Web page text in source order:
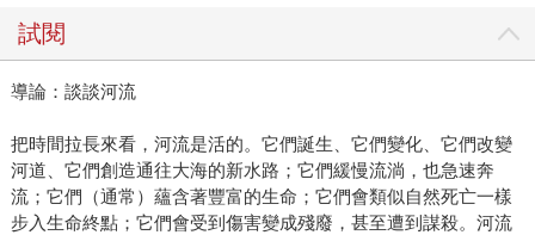
試閱
導論：談談河流
把時間拉長來看，河流是活的。它們誕生、它們變化、它們改變
河道、它們創造通往大海的新水路；它們緩慢流淌，也急速奔
流；它們（通常）蘊含著豐富的生命；它們會類似自然死亡一樣
步入生命終點；它們會受到傷害變成殘廢，甚至遭到謀殺。河流